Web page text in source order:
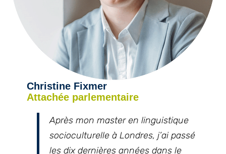
Christine Fixmer
Attachée parlementaire
Après mon master en linguistique
socioculturelle à Londres, j’ai passé
les dix dernières années dans le